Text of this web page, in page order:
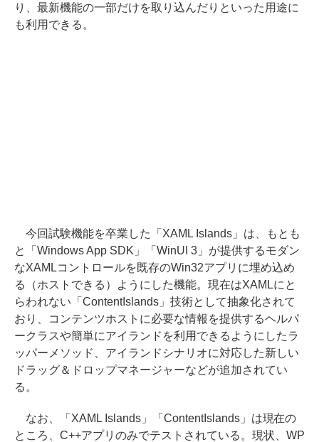
り、最新機能の一部だけを取り込んだりといった用途に
も利用できる。
今回試験機能を卒業した「XAML Islands」は、もとも
と「Windows App SDK」「WinUI 3」が提供するモダン
なXAMLコントロールを既存のWin32アプリに埋め込め
る（ホストできる）ようにした機能。現在はXAMLにと
らわれない「ContentIslands」技術として抽象化されて
おり、コンテンツホストに必要な情報を提供するヘルパ
ークラスや簡単にアイランドを利用できるようにしたラ
ッパーメソッド、アイランドシナリオに対応した新しい
ドラッグ＆ドロップマネージャーなどが追加されてい
る。
なお、「XAML Islands」「ContentIslands」は現在の
ところ、C++アプリのみでテストされている。現状、WP